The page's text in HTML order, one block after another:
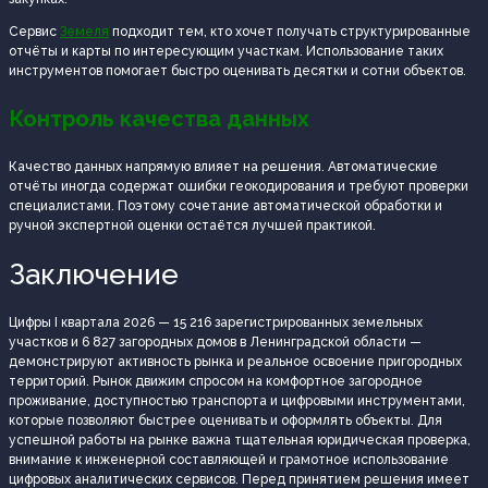
Сервис Земеля подходит тем, кто хочет получать структурированные
отчёты и карты по интересующим участкам. Использование таких
инструментов помогает быстро оценивать десятки и сотни объектов.
Контроль качества данных
Качество данных напрямую влияет на решения. Автоматические
отчёты иногда содержат ошибки геокодирования и требуют проверки
специалистами. Поэтому сочетание автоматической обработки и
ручной экспертной оценки остаётся лучшей практикой.
Заключение
Цифры I квартала 2026 — 15 216 зарегистрированных земельных
участков и 6 827 загородных домов в Ленинградской области —
демонстрируют активность рынка и реальное освоение пригородных
территорий. Рынок движим спросом на комфортное загородное
проживание, доступностью транспорта и цифровыми инструментами,
которые позволяют быстрее оценивать и оформлять объекты. Для
успешной работы на рынке важна тщательная юридическая проверка,
внимание к инженерной составляющей и грамотное использование
цифровых аналитических сервисов. Перед принятием решения имеет